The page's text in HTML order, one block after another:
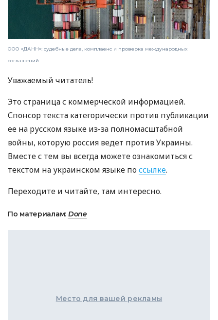
ООО «ДАНН»: судебные дела, комплаенс и проверка международных
соглашений
Уважаемый читатель!
Это страница с коммерческой информацией.
Спонсор текста категорически против публикации
ее на русском языке из-за полномасштабной
войны, которую россия ведет против Украины.
Вместе с тем вы всегда можете ознакомиться с
текстом на украинском языке поссылке.
Переходите и читайте, там интересно.
По материалам: Done
Место для вашей рекламы